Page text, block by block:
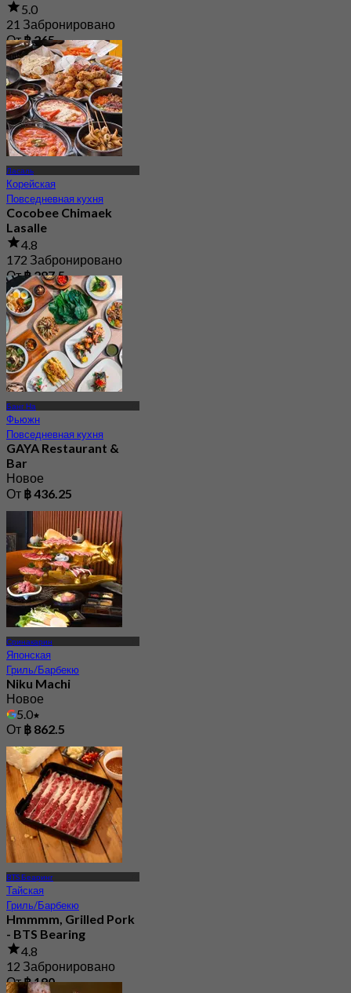
5.0
21 Забронировано
От฿ 265
Ласаль
Корейская
Повседневная кухня
Cocobee Chimaek
Lasalle
4.8
172 Забронировано
От฿ 287.5
Банг На
Фьюжн
Повседневная кухня
GAYA Restaurant &
Bar
Новое
От ฿ 436.25
Сринакарин
Японская
Гриль/Барбекю
Niku Machi
Новое
5.0
От ฿ 862.5
BTS Беаринг
Тайская
Гриль/Барбекю
Hmmmm, Grilled Pork
- BTS Bearing
4.8
12 Забронировано
От฿ 190